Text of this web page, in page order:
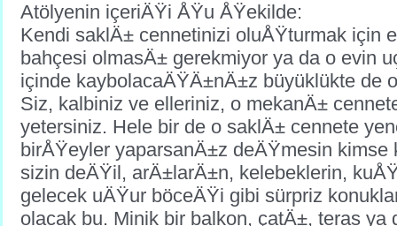
Atölyenin içeriÄŸi ÅŸu ÅŸekilde:
Kendi saklÄ± cennetinizi oluÅŸturmak için
bahçesi olmasÄ± gerekmiyor ya da o evin
içinde kaybolacaÄŸÄ±nÄ±z büyüklükte de
Siz, kalbiniz ve elleriniz, o mekanÄ±
yetersiniz. Hele bir de o saklÄ± cennete
birÅŸeyler yaparsanÄ±z deÄŸmesin kimse
sizin deÄŸil, arÄ±larÄ±n, kelebeklerin,
gelecek uÄŸur böceÄŸi gibi sürpriz
olacak bu. Minik bir balkon, çatÄ±, teras ya